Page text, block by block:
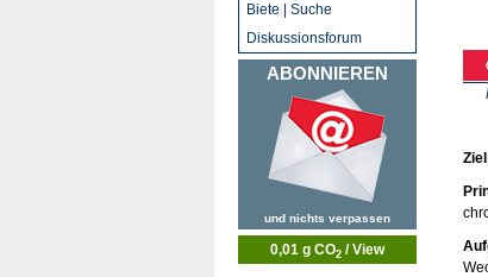
Biete | Suche
Diskussionsforum
ABONNIEREN
und nichts verpassen
0,01 g CO2 / View